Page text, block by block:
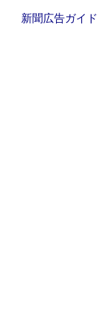
新聞広告ガイド